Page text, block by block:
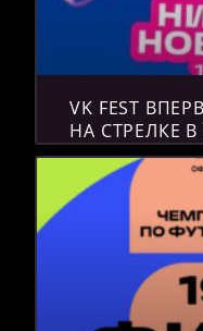
VK FEST
НА СТРЕЛКЕ